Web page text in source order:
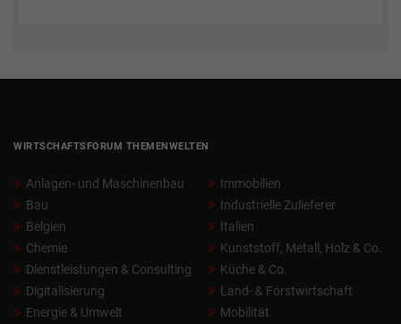
WIRTSCHAFTSFORUM THEMENWELTEN
Anlagen- und Maschinenbau
Bau
Belgien
Chemie
Dienstleistungen & Consulting
Digitalisierung
Energie & Umwelt
Immobilien
Industrielle Zulieferer
Italien
Kunststoff, Metall, Holz & Co.
Küche & Co.
Land- & Forstwirtschaft
Mobilität